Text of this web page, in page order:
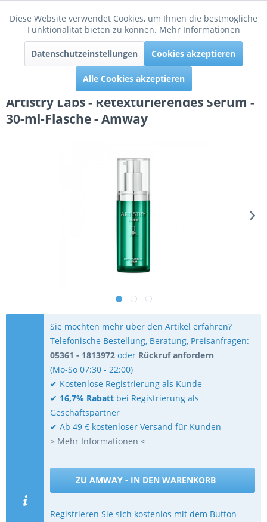
Menü
Artistry Labs - Retexturierendes Serum -
30-ml-Flasche - Amway
Sie möchten mehr über den Artikel erfahren?
Telefonische Bestellung, Beratung, Preisanfragen:
05361 - 1813972 oder Rückruf anfordern
(Mo-So 07:30 - 22:00)
✔ Kostenlose Registrierung als Kunde
✔ 16,7% Rabatt bei Registrierung als
Geschäftspartner
✔ Ab 49 € kostenloser Versand für Kunden
> Mehr Informationen <
ZU AMWAY - IN DEN WARENKORB
Registrieren Sie sich kostenlos mit dem Button
Funktionale Aktiv
Tracking Inaktiv
Diese Website verwendet Cookies, um Ihnen die bestmögliche
Funktionalität bieten zu können. Mehr Informationen
Datenschutzeinstellungen Cookies akzeptieren
Alle Cookies akzeptieren